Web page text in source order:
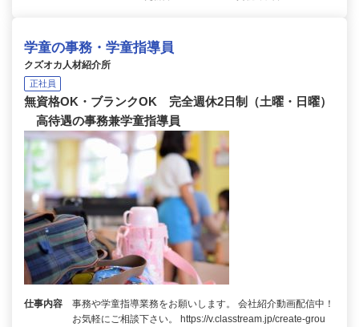
学童の事務・学童指導員
クズオカ人材紹介所
正社員
無資格OK・ブランクOK 完全週休2日制（土曜・日曜）
高待遇の事務兼学童指導員
仕事内容
事務や学童指導業務をお願いします。 会社紹介動画配信中！
お気軽にご相談下さい。 https://v.classtream.jp/create-grou